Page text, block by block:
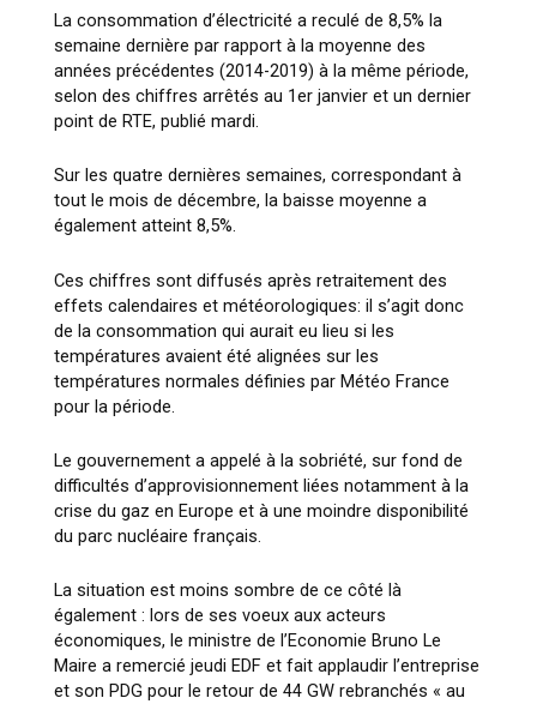
La consommation d’électricité a reculé de 8,5% la
semaine dernière par rapport à la moyenne des
années précédentes (2014-2019) à la même période,
selon des chiffres arrêtés au 1er janvier et un dernier
point de RTE, publié mardi.
Sur les quatre dernières semaines, correspondant à
tout le mois de décembre, la baisse moyenne a
également atteint 8,5%.
Ces chiffres sont diffusés après retraitement des
effets calendaires et météorologiques: il s’agit donc
de la consommation qui aurait eu lieu si les
températures avaient été alignées sur les
températures normales définies par Météo France
pour la période.
Le gouvernement a appelé à la sobriété, sur fond de
difficultés d’approvisionnement liées notamment à la
crise du gaz en Europe et à une moindre disponibilité
du parc nucléaire français.
La situation est moins sombre de ce côté là
également : lors de ses voeux aux acteurs
économiques, le ministre de l’Economie Bruno Le
Maire a remercié jeudi EDF et fait applaudir l’entreprise
et son PDG pour le retour de 44 GW rebranchés « au